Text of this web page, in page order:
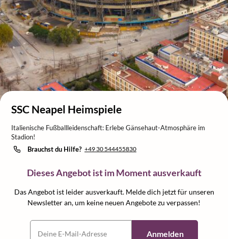
SSC Neapel Heimspiele
Italienische Fußballleidenschaft: Erlebe Gänsehaut-Atmosphäre im
Stadion!
Brauchst du Hilfe? +49 30 544455830
Dieses Angebot ist im Moment ausverkauft
Das Angebot ist leider ausverkauft. Melde dich jetzt für unseren
Newsletter an, um keine neuen Angebote zu verpassen!
Anmelden